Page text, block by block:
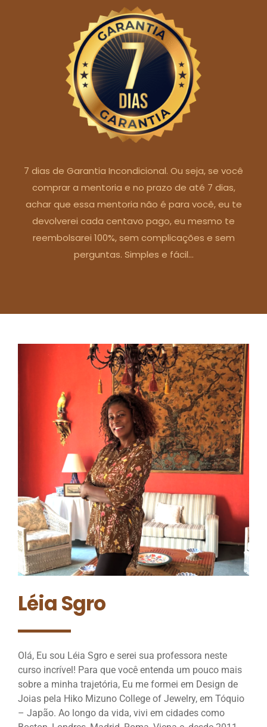
7 dias de Garantia Incondicional. Ou seja, se você
comprar a mentoria e no prazo de até 7 dias,
achar que essa mentoria não é para você, eu te
devolverei cada centavo pago, eu mesmo te
reembolsarei 100%, sem complicações e sem
perguntas. Simples e fácil…
Léia Sgro
Olá, Eu sou Léia Sgro e serei sua professora neste
curso incrível! Para que você entenda um pouco mais
sobre a minha trajetória, Eu me formei em Design de
Joias pela Hiko Mizuno College of Jewelry, em Tóquio
– Japão. Ao longo da vida, vivi em cidades como